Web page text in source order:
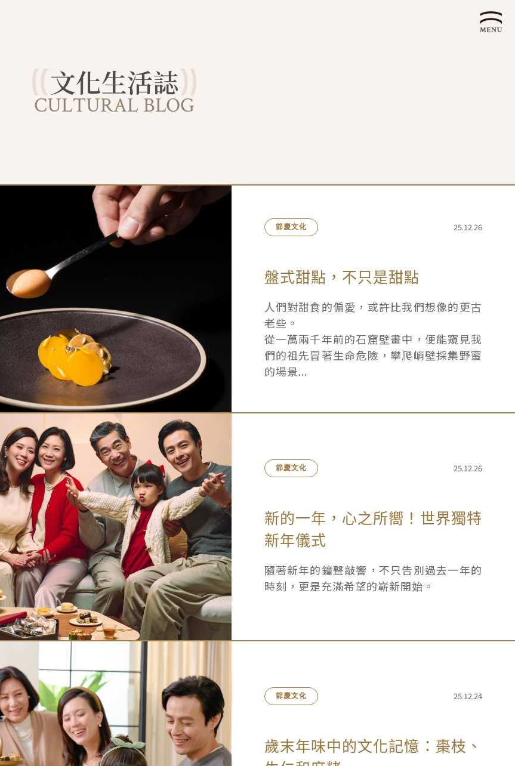
文化生活誌
CULTURAL BLOG
節慶文化 25.12.26
盤式甜點，不只是甜點
人們對甜食的偏愛，或許比我們想像的更古
老些。
從一萬兩千年前的石窟壁畫中，便能窺見我
們的祖先冒著生命危險，攀爬峭壁採集野蜜
的場景...
節慶文化 25.12.26
新的一年，心之所嚮！世界獨特
新年儀式
隨著新年的鐘聲敲響，不只告別過去一年的
時刻，更是充滿希望的嶄新開始。
節慶文化 25.12.24
歲末年味中的文化記憶：棗枝、